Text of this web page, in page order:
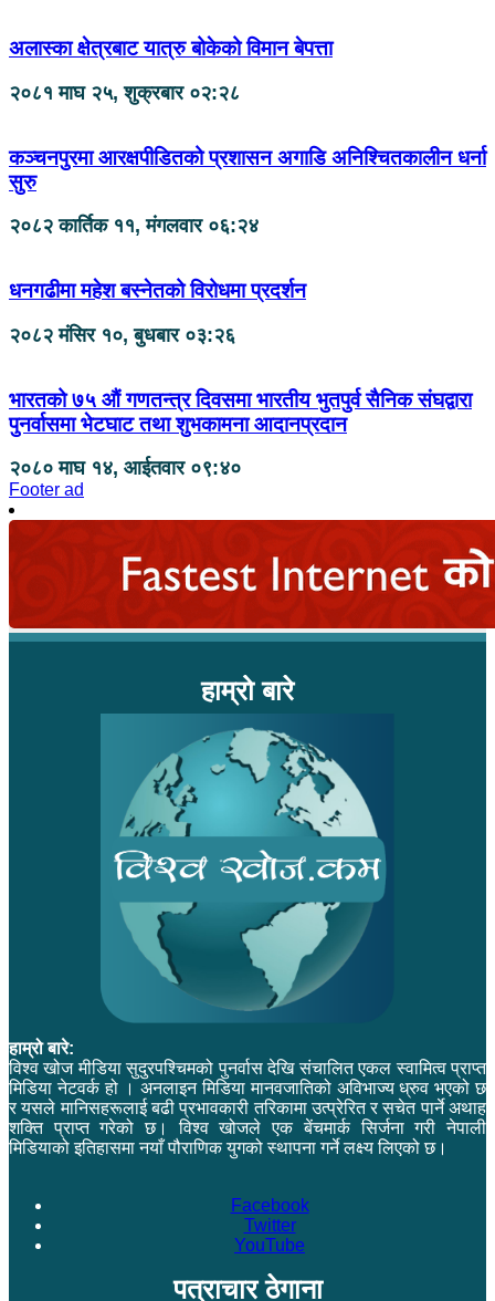
अलास्का क्षेत्रबाट यात्रु बोकेको विमान बेपत्ता
२०८१ माघ २५, शुक्रबार ०२:२८
कञ्चनपुरमा आरक्षपीडितको प्रशासन अगाडि अनिश्चितकालीन धर्ना
सुरु
२०८२ कार्तिक ११, मंगलवार ०६:२४
धनगढीमा महेश बस्नेतको विरोधमा प्रदर्शन
२०८२ मंसिर १०, बुधबार ०३:२६
भारतको ७५ औं गणतन्त्र दिवसमा भारतीय भुतपुर्व सैनिक संघद्वारा
पुनर्वासमा भेटघाट तथा शुभकामना आदानप्रदान
२०८० माघ १४, आईतवार ०९:४०
Footer ad
हाम्रो बारे
हाम्रो बारे:
विश्व खोज मीडिया सुदुरपश्चिमको पुनर्वास देखि संचालित एकल स्वामित्व प्राप्त
मिडिया नेटवर्क हो । अनलाइन मिडिया मानवजातिको अविभाज्य ध्रुव भएको छ
र यसले मानिसहरूलाई बढी प्रभावकारी तरिकामा उत्प्रेरित र सचेत पार्ने अथाह
शक्ति प्राप्त गरेको छ। विश्व खोजले एक बेंचमार्क सिर्जना गरी नेपाली
मिडियाको इतिहासमा नयाँ पौराणिक युगको स्थापना गर्ने लक्ष्य लिएको छ।
Facebook
Twitter
YouTube
पत्राचार ठेगाना